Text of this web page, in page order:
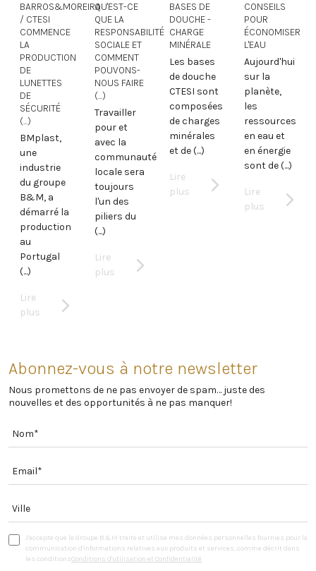
BARROS&MOREIRA
/ CTESI
COMMENCE
LA
PRODUCTION
DE
LUNETTES
DE
SÉCURITÉ
(...)
BMplast,
une
industrie
du groupe
B&M, a
démarré la
production
au
Portugal
(...)
Lire
plus
QU'EST-CE
QUE LA
RESPONSABILITÉ
SOCIALE ET
COMMENT
POUVONS-
NOUS FAIRE
(...)
Travailler
pour et
avec la
communauté
locale sera
toujours
l'un des
piliers du
(...)
Lire
plus
BASES DE
DOUCHE -
CHARGE
MINÉRALE
Les bases
de douche
CTESI sont
composées
de charges
minérales
et de (...)
Lire
plus
CONSEILS
POUR
ÉCONOMISER
L'EAU
Aujourd'hui
sur la
planète,
les
ressources
en eau et
en énergie
sont de (...)
Lire
plus
Abonnez-vous à notre newsletter
Nous promettons de ne pas envoyer de spam… juste des
nouvelles et des opportunités à ne pas manquer!
J'accepte que le Groupe B&M traite et utilise mes données personnelles fournies pour la
communication d'informations relatives aux produits et services, comme décrit dans
les conditionsConditions d'utilisation et Confidentialité